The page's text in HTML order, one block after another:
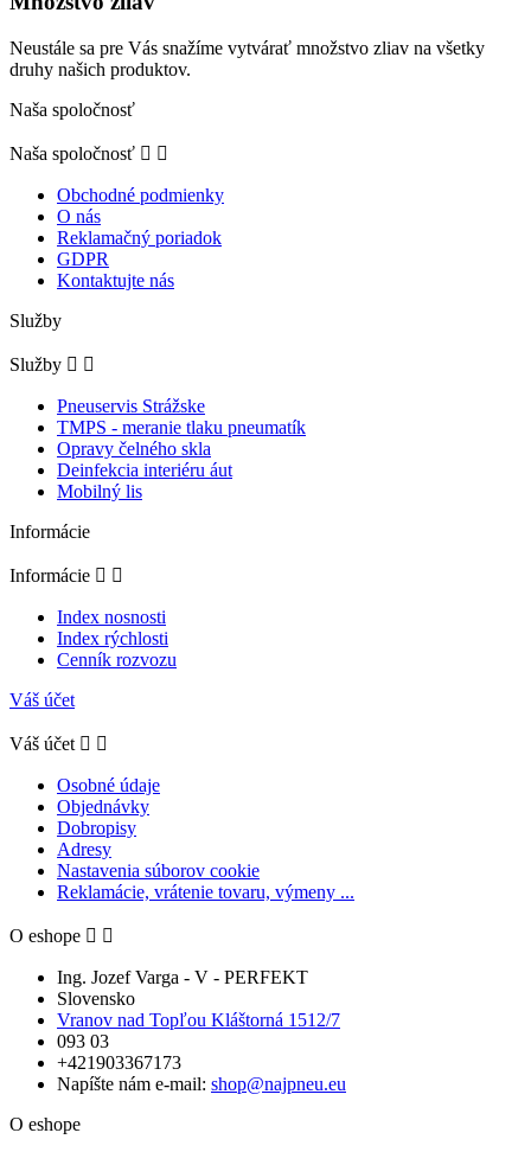
Neustále sa pre Vás snažíme vytvárať množstvo zliav na všetky
druhy našich produktov.
Naša spoločnosť
Naša spoločnosť  
Obchodné podmienky
O nás
Reklamačný poriadok
GDPR
Kontaktujte nás
Služby
Služby  
Pneuservis Strážske
TMPS - meranie tlaku pneumatík
Opravy čelného skla
Deinfekcia interiéru áut
Mobilný lis
Informácie
Informácie  
Index nosnosti
Index rýchlosti
Cenník rozvozu
Váš účet
Váš účet  
Osobné údaje
Objednávky
Dobropisy
Adresy
Nastavenia súborov cookie
Reklamácie, vrátenie tovaru, výmeny ...
O eshope  
Ing. Jozef Varga - V - PERFEKT
Slovensko
Vranov nad Topľou Kláštorná 1512/7
093 03
+421903367173
Napíšte nám e-mail: shop@najpneu.eu
O eshope